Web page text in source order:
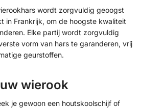
wordt zorgvuldig geoogst
in Frankrijk, om de hoogste kwaliteit
Elke partij wordt zorgvuldig
vorm van hars te garanderen, vrij
geurstoffen.
wierook
je gewoon een houtskoolschijf of